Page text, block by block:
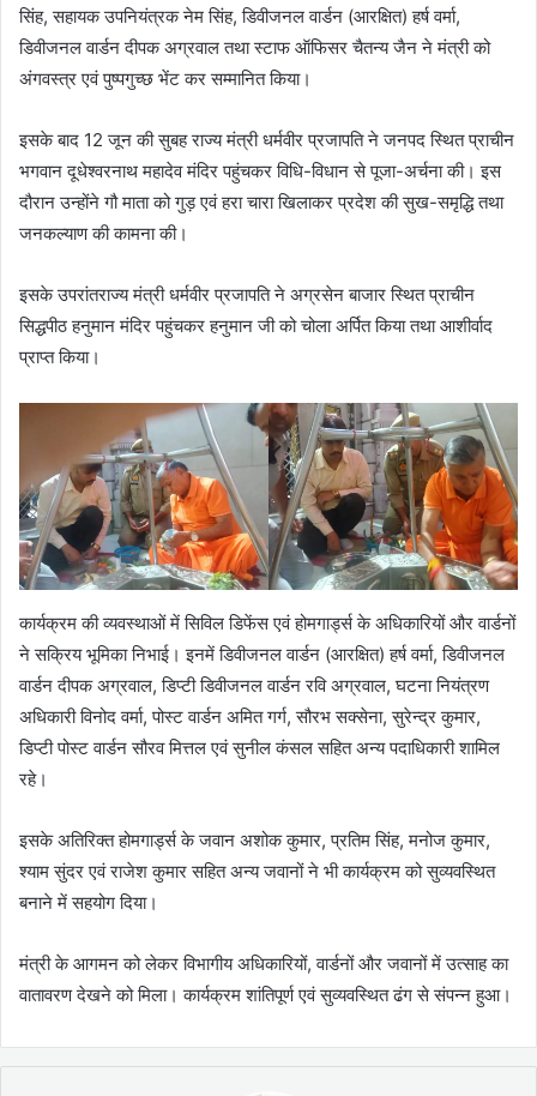
सिंह, सहायक उपनियंत्रक नेम सिंह, डिवीजनल वार्डन (आरक्षित) हर्ष वर्मा,
डिवीजनल वार्डन दीपक अग्रवाल तथा स्टाफ ऑफिसर चैतन्य जैन ने मंत्री को
अंगवस्त्र एवं पुष्पगुच्छ भेंट कर सम्मानित किया।
इसके बाद 12 जून की सुबह राज्य मंत्री धर्मवीर प्रजापति ने जनपद स्थित प्राचीन
भगवान दूधेश्वरनाथ महादेव मंदिर पहुंचकर विधि-विधान से पूजा-अर्चना की। इस
दौरान उन्होंने गौ माता को गुड़ एवं हरा चारा खिलाकर प्रदेश की सुख-समृद्धि तथा
जनकल्याण की कामना की।
इसके उपरांतराज्य मंत्री धर्मवीर प्रजापति ने अग्रसेन बाजार स्थित प्राचीन
सिद्धपीठ हनुमान मंदिर पहुंचकर हनुमान जी को चोला अर्पित किया तथा आशीर्वाद
प्राप्त किया।
कार्यक्रम की व्यवस्थाओं में सिविल डिफेंस एवं होमगार्ड्स के अधिकारियों और वार्डनों
ने सक्रिय भूमिका निभाई। इनमें डिवीजनल वार्डन (आरक्षित) हर्ष वर्मा, डिवीजनल
वार्डन दीपक अग्रवाल, डिप्टी डिवीजनल वार्डन रवि अग्रवाल, घटना नियंत्रण
अधिकारी विनोद वर्मा, पोस्ट वार्डन अमित गर्ग, सौरभ सक्सेना, सुरेन्द्र कुमार,
डिप्टी पोस्ट वार्डन सौरव मित्तल एवं सुनील कंसल सहित अन्य पदाधिकारी शामिल
रहे।
इसके अतिरिक्त होमगार्ड्स के जवान अशोक कुमार, प्रतिम सिंह, मनोज कुमार,
श्याम सुंदर एवं राजेश कुमार सहित अन्य जवानों ने भी कार्यक्रम को सुव्यवस्थित
बनाने में सहयोग दिया।
मंत्री के आगमन को लेकर विभागीय अधिकारियों, वार्डनों और जवानों में उत्साह का
वातावरण देखने को मिला। कार्यक्रम शांतिपूर्ण एवं सुव्यवस्थित ढंग से संपन्न हुआ।